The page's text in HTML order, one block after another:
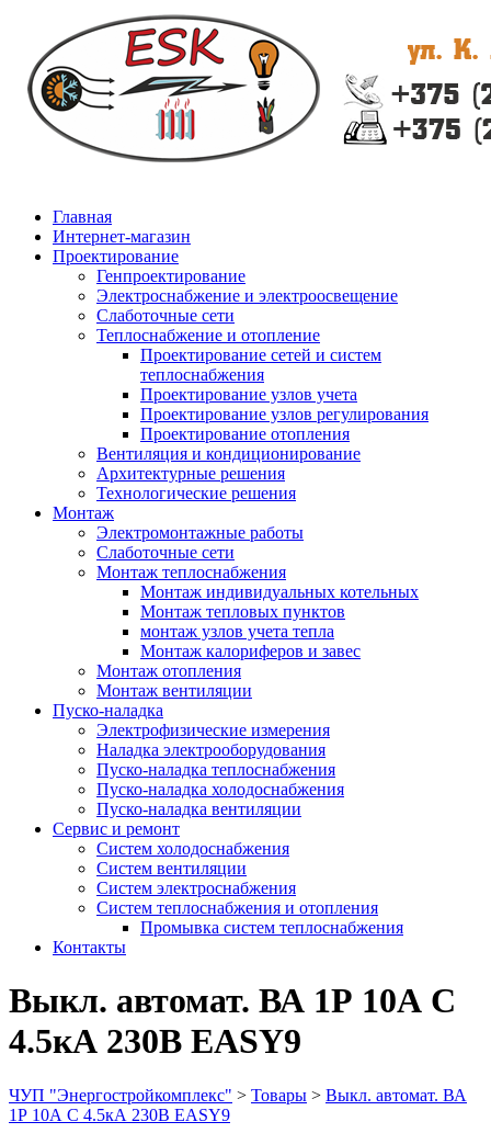
Главная
Интернет-магазин
Проектирование
Генпроектирование
Электроснабжение и электроосвещение
Слаботочные сети
Теплоснабжение и отопление
Проектирование сетей и систем
теплоснабжения
Проектирование узлов учета
Проектирование узлов регулирования
Проектирование отопления
Вентиляция и кондиционирование
Архитектурные решения
Технологические решения
Монтаж
Электромонтажные работы
Слаботочные сети
Монтаж теплоснабжения
Монтаж индивидуальных котельных
Монтаж тепловых пунктов
монтаж узлов учета тепла
Монтаж калориферов и завес
Монтаж отопления
Монтаж вентиляции
Пуско-наладка
Электрофизические измерения
Наладка электрооборудования
Пуско-наладка теплоснабжения
Пуско-наладка холодоснабжения
Пуско-наладка вентиляции
Сервис и ремонт
Систем холодоснабжения
Систем вентиляции
Систем электроснабжения
Систем теплоснабжения и отопления
Промывка систем теплоснабжения
Контакты
Выкл. автомат. ВА 1Р 10А С
4.5кА 230В EASY9
ЧУП "Энергостройкомплекс" > Товары > Выкл. автомат. ВА
1Р 10А С 4.5кА 230В EASY9